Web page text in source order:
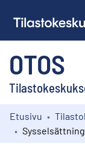
OTOS
Kokoelmat
Etusivu